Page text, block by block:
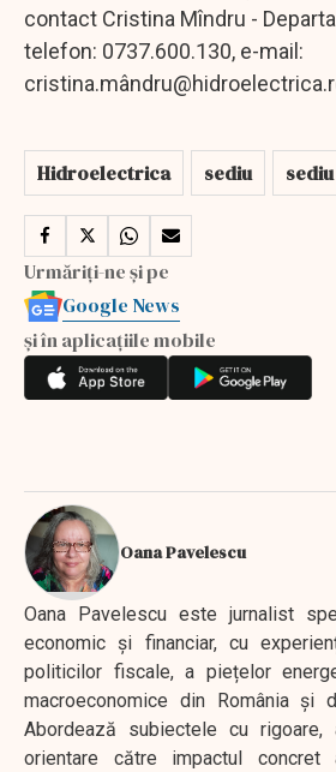
contact Cristina Mîndru -
telefon: 0737.600.130, e-mail:
cristina.mâ
Hidroelectrica sediu
Urmăriți-ne și pe
Google News
și în aplicațiile mobile
Oana Pavelescu
Oana Pavelescu este jurnalist
economic și financiar, cu
politicilor fiscale, a piețelor
macroeconomice din România și
Abordează subiectele cu
orientare către impactul concret